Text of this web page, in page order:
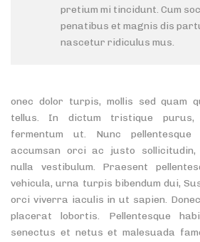
pretium mi tincidunt. Cum
penatibus et magnis dis
nascetur ridiculus mus.
onec dolor turpis, mollis sed quam
tellus. In dictum tristique
fermentum ut. Nunc
accumsan orci ac justo
nulla vestibulum. Praesent
vehicula, urna turpis bibendum dui,
orci viverra iaculis in ut sapien.
placerat lobortis. Pellentesque
senectus et netus et malesuada